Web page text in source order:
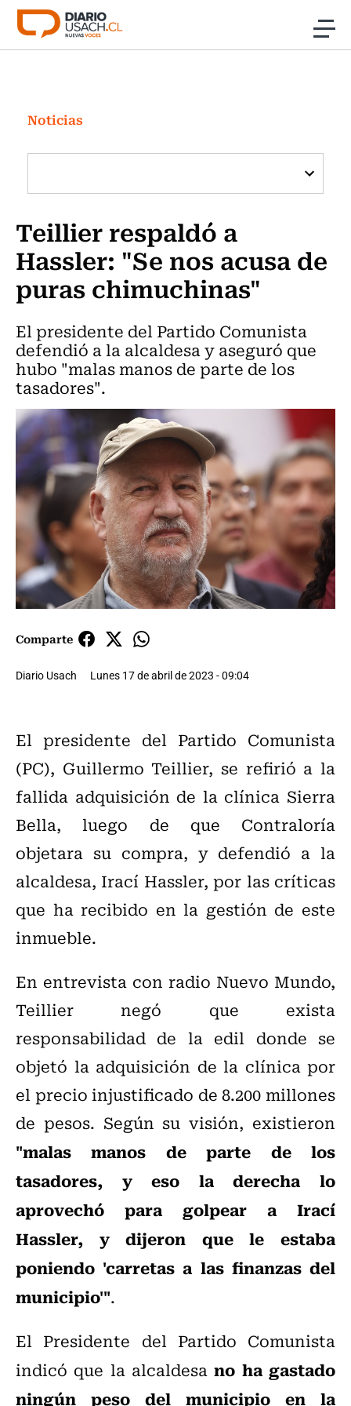
Click acá para ir directamente al contenido
Investigación
Cultura
Programas Radio y TV Usach
Noticias
Teillier respaldó a
Hassler: "Se nos acusa de
puras chimuchinas"
El presidente del Partido Comunista
defendió a la alcaldesa y aseguró que
hubo "malas manos de parte de los
tasadores".
Comparte
Diario Usach Lunes 17 de abril de 2023 - 09:04
El presidente del Partido Comunista
(PC), Guillermo Teillier, se refirió a la
fallida adquisición de la clínica Sierra
Bella, luego de que Contraloría
objetara su compra, y defendió a la
alcaldesa, Irací Hassler, por las críticas
que ha recibido en la gestión de este
inmueble.
En entrevista con radio Nuevo Mundo,
Teillier negó que exista
responsabilidad de la edil donde se
objetó la adquisición de la clínica por
el precio injustificado de 8.200 millones
de pesos. Según su visión, existieron
"malas manos de parte de los
tasadores, y eso la derecha lo
aprovechó para golpear a Irací
Hassler, y dijeron que le estaba
poniendo 'carretas a las finanzas del
municipio'".
El Presidente del Partido Comunista
indicó que la alcaldesano ha gastado
ningún peso del municipio en la